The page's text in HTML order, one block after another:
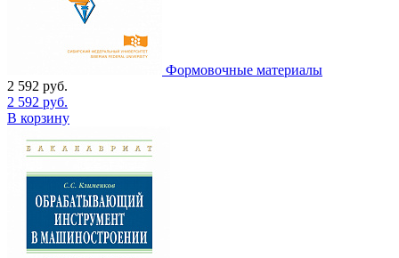
Формовочные материалы
2 592 руб.
2 592 руб.
В корзину